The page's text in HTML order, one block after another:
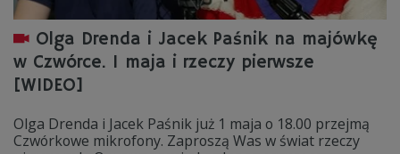
Olga Drenda i Jacek Paśnik na majówkę
w Czwórce. 1 maja i rzeczy pierwsze
[WIDEO]
Olga Drenda i Jacek Paśnik już 1 maja o 18.00 przejmą
Czwórkowe mikrofony. Zaproszą Was w świat rzeczy